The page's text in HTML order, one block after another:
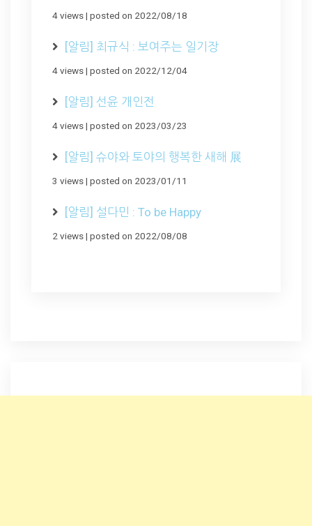
4 views| posted on 2022/08/18
[알림] 최규식 : 보여주는 일기장
4 views| posted on 2022/12/04
[알림] 선윤 개인전
4 views| posted on 2023/03/23
[알림] 슈야와 토야의 행복한 새해 展
3 views| posted on 2023/01/11
[알림] 설다민 : To be Happy
2 views| posted on 2022/08/08